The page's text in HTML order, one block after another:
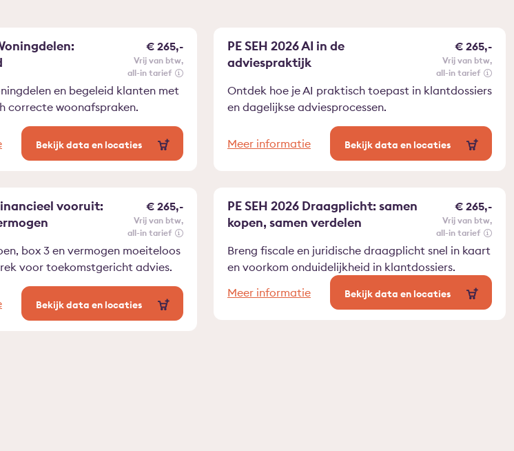
€ 265,-
vrij van btw
all-in tarief
en begeleid klanten met
correcte woonafspraken.
Bekijk data en locaties
PE SEH 2026 AI in de
adviespraktijk
€ 265,-
vrij van btw
all-in tarief
Ontdek hoe je AI praktisch toepast in klantdossiers
en dagelijkse adviesprocessen.
Meer informatie Bekijk data en locaties
vooruit:
€ 265,-
vrij van btw
all-in tarief
box 3 en vermogen moeiteloos
voor toekomstgericht advies.
Bekijk data en locaties
PE SEH 2026 Draagplicht: samen
kopen, samen verdelen
€ 265,-
vrij van btw
all-in tarief
Breng fiscale en juridische draagplicht snel in kaart
en voorkom onduidelijkheid in klantdossiers.
Meer informatie
Bekijk data en locaties